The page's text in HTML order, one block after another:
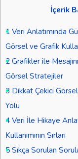
İçerik
1 Veri Anlatımında
Görsel ve Grafik
2 Grafikler ile
Görsel Stratejiler
3 Dikkat Çekici
Yolu
4 Veri İle Hikaye
Kullanımının Sırları
5 Sıkça Sorulan